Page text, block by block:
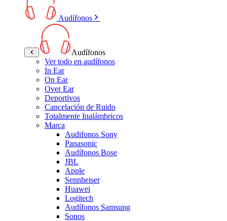
Audífonos
Audífonos
Ver todo en audífonos
In Ear
On Ear
Over Ear
Deportivos
Cancelación de Ruido
Totalmente Inalámbricos
Marca
Audifonos Sony
Panasonic
Audífonos Bose
JBL
Apple
Sennheiser
Huawei
Logitech
Audífonos Samsung
Sonos